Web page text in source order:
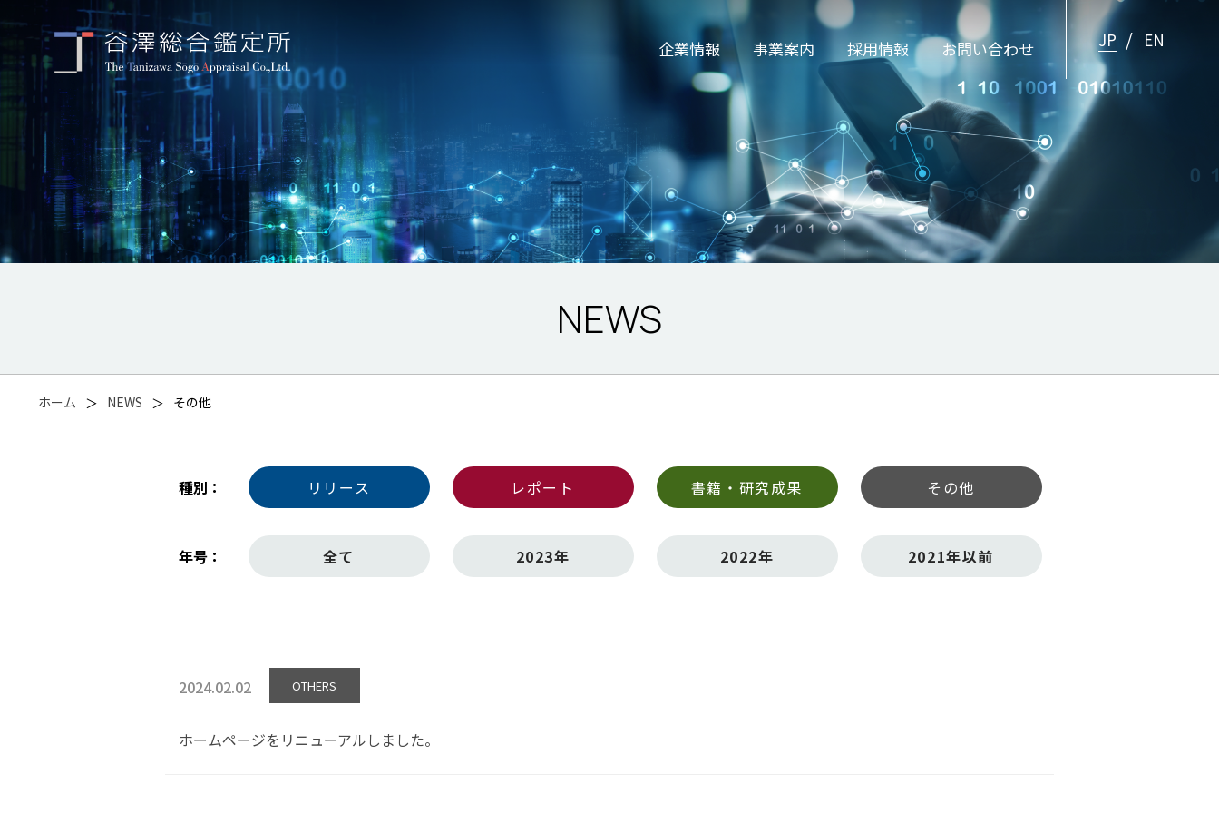
企業情報 事業案内 採用情報 お問い合わせ JP EN
NEWS
ホーム ＞ NEWS ＞ その他
種別 リリース レポート 書籍・研究成果 その他
年号 全て 2023年 2022年 2021年以前
2024.02.02 OTHERS
ホームページをリニューアルしました。